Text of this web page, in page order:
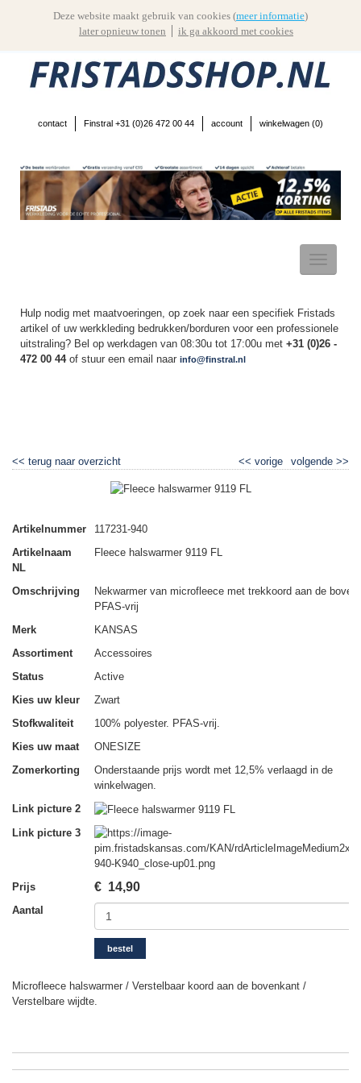
contact Finstral +31 (0)26 472 00 44 account winkelwagen (0)
Toggle
Hulp nodig met maatvoeringen, op zoek naar een specifiek Fristads
artikel of uw werkkleding bedrukken/borduren voor een professionele
uitstraling? Bel op werkdagen van 08:30u tot 17:00u met +31 (0)26 -
472 00 44of stuur een email naar info@finstral.nl
<< terug naar overzicht volgende >>
<< vorige
Artikelnummer
117231-940
Artikelnaam
NL
Fleece halswarmer 9119 FL
Omschrijving
Nekwarmer van microfleece met trekkoord aan de
PFAS-vrij
Merk
KANSAS
Assortiment
Accessoires
Status
Active
Kies uw kleur
Zwart
Stofkwaliteit
100% polyester. PFAS-vrij.
Kies uw maat
ONESIZE
Zomerkorting
Onderstaande prijs wordt met 12,5% verlaagd in de
winkelwagen.
Link picture 2
Link picture 3
Prijs € 14,90
Aantal
bestel
Microfleece halswarmer / Verstelbaar koord aan de bovenkant /
Verstelbare wijdte.
Deze website maakt gebruik van cookies (meer informatie)
later opnieuw tonen
ik ga akkoord met cookies